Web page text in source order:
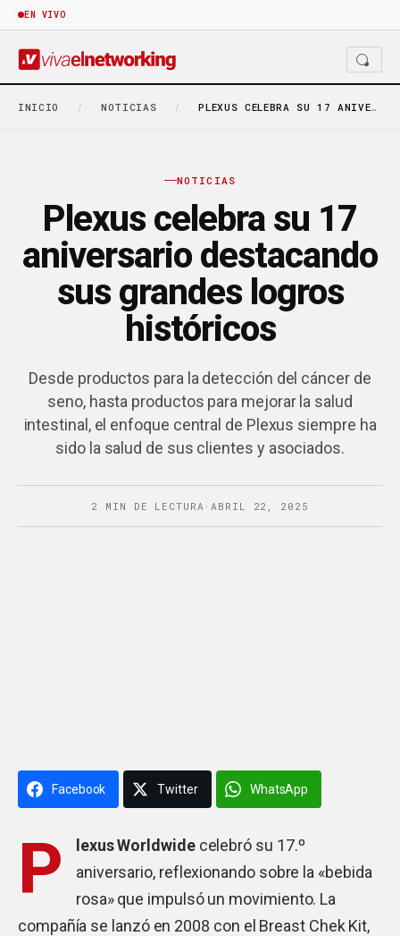
EN VIVO
INICIO / NOTICIAS / PLEXUS CELEBRA SU 17 ANIVERSARIO DESTACANDO SUS GRANDES…
NOTICIAS
Plexus celebra su 17
aniversario destacando
sus grandes logros
históricos
Desde productos para la detección del cáncer de
seno, hasta productos para mejorar la salud
intestinal, el enfoque central de Plexus siempre ha
sido la salud de sus clientes y asociados.
2 MIN DE LECTURA · ABRIL 22, 2025
Facebook Twitter WhatsApp
P lexus Worldwide celebró su 17.º
aniversario, reflexionando sobre la «bebida
rosa» que impulsó un movimiento. La
compañía se lanzó en 2008 con el Breast Chek Kit,